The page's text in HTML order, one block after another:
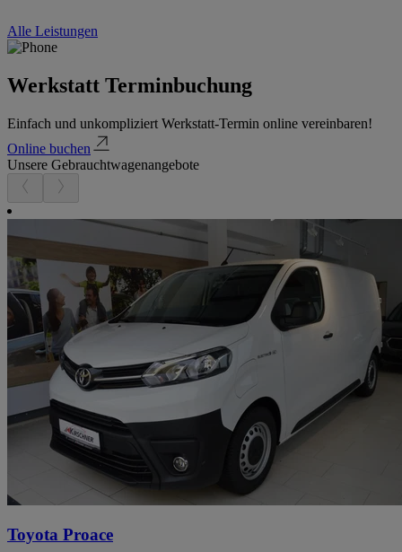
Alle Leistungen
Werkstatt Terminbuchung
Einfach und unkompliziert Werkstatt-Termin online vereinbaren!
Online buchen
Unsere Gebrauchtwagenangebote
Toyota Proace